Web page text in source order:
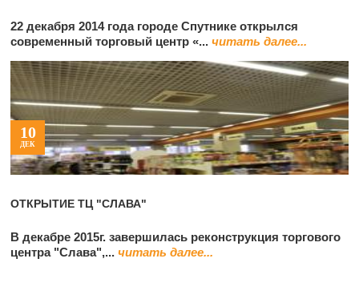
22 декабря 2014 года городе Спутнике открылся
современный торговый центр «...читать далее...
10
ДЕК
ОТКРЫТИЕ ТЦ "СЛАВА"
В декабре 2015г. завершилась реконструкция торгового
центра "Слава",...читать далее...